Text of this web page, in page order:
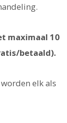
maximaal 10
betaald).
elk als